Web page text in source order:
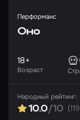
ведут себя так,
Перформанс
Оно
Возраст
18+
Народный рейтинг:
10.0/10